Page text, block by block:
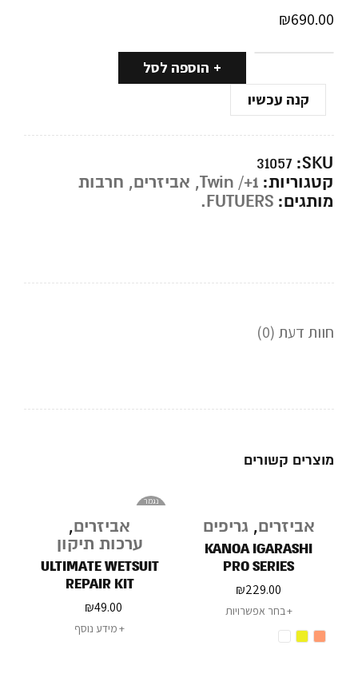
₪690.00
הוספה לסל
קנה עכשיו
SKU:
31057
קטגוריות: Twin /+1
, אביזרים, חרבות
מותגים: FUTUERS.
חוות דעת (0)
מוצרים קשורים
אביזרים, גריפים
KANOA IGARASHI
PRO SERIES
₪229.00
בחר אפשרויות
נגמר
אביזרים,
ערכות תיקון
ULTIMATE WETSUIT
REPAIR KIT
₪49.00
מידע נוסף